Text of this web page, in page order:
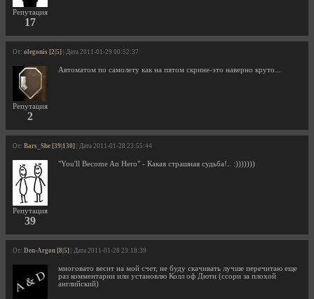
Репутация
17
От: olegonis [2|5] | Дата 2011-01-29 00:52:37
Репутация
2
Автоматом по самолету как на пятом скрине-это наверно круто...
От: Bars_She [39|130] | Дата 2011-01-28 23:55:44
Репутация
39
"You'll Become An Hero" - Какая страшная судьба!.. :)))))))
От: Den-Argon [8|5] | Дата 2011-01-28 23:18:39
многовато весит на мой счет, не буду скачивать лучше перечитаю еще
раз комментарии или установлю Колл оф Дюти (ссори за плохой
английский)